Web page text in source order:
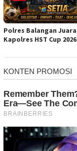
Polres Balangan Juara
Kapolres HST Cup 2026